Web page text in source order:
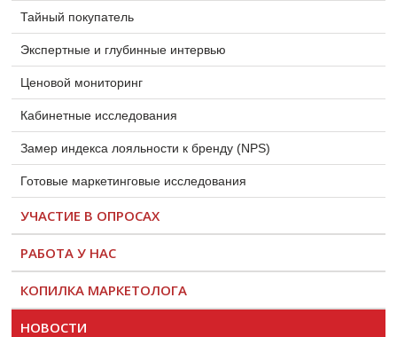
Тайный покупатель
Экспертные и глубинные интервью
Ценовой мониторинг
Кабинетные исследования
Замер индекса лояльности к бренду (NPS)
Готовые маркетинговые исследования
УЧАСТИЕ В ОПРОСАХ
РАБОТА У НАС
КОПИЛКА МАРКЕТОЛОГА
НОВОСТИ